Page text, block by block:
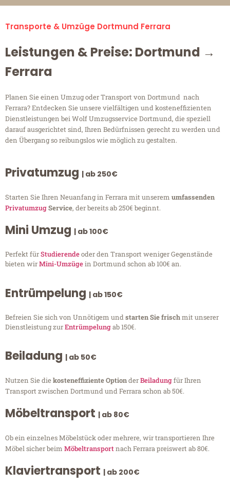
Transporte & Umzüge Dortmund Ferrara
Leistungen & Preise: Dortmund →
Ferrara
Planen Sie einen Umzug oder Transport von Dortmund nach
Ferrara? Entdecken Sie unsere vielfältigen und kosteneffizienten
Dienstleistungen bei Wolf Umzugsservice Dortmund, die speziell
darauf ausgerichtet sind, Ihren Bedürfnissen gerecht zu werden und
den Übergang so reibungslos wie möglich zu gestalten.
Privatumzug | ab 250€
Starten Sie Ihren Neuanfang in Ferrara mit unserem umfassenden
PrivatumzugService, der bereits ab 250€ beginnt.
Mini Umzug | ab 100€
Perfekt fürStudierendeoder den Transport weniger Gegenstände
bieten wirMini-Umzügein Dortmund schon ab 100€ an.
Entrümpelung | ab 150€
Befreien Sie sich von Unnötigem undstarten Sie frischmit unserer
Dienstleistung zurEntrümpelungab 150€.
Beiladung | ab 50€
Nutzen Sie diekosteneffiziente OptionderBeiladungfür Ihren
Transport zwischen Dortmund und Ferrara schon ab 50€.
Möbeltransport | ab 80€
Ob ein einzelnes Möbelstück oder mehrere, wir transportieren Ihre
Möbel sicher beim Möbeltransportnach Ferrara preiswert ab 80€.
Klaviertransport | ab 200€